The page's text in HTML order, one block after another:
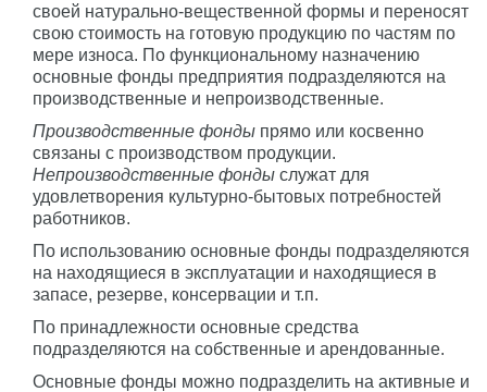
своей натурально-вещественной формы и переносят
свою стоимость на готовую продукцию по частям по
мере износа. По функциональному назначению
основные фонды предприятия подразделяются на
производственные и непроизводственные.
Производственные фонды прямо или косвенно
связаны с производством продукции.
Непроизводственные фонды служат для
удовлетворения культурно-бытовых потребностей
работников.
По использованию основные фонды подразделяются
на находящиеся в эксплуатации и находящиеся в
запасе, резерве, консервации и т.п.
По принадлежности основные средства
подразделяются на собственные и арендованные.
Основные фонды можно подразделить на активные и